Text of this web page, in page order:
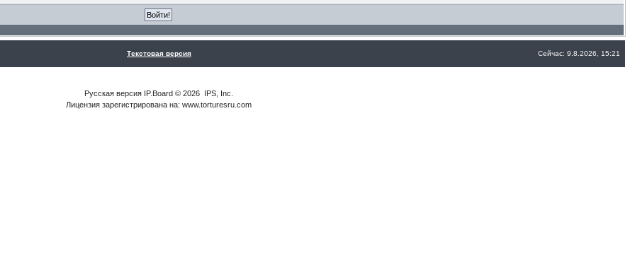
Текстовая версия Сейчас: 9.8.2026, 15:21
Русская версия IP.Board© 2026 IPS, Inc
Лицензия зарегистрирована на: www.torturesru.com